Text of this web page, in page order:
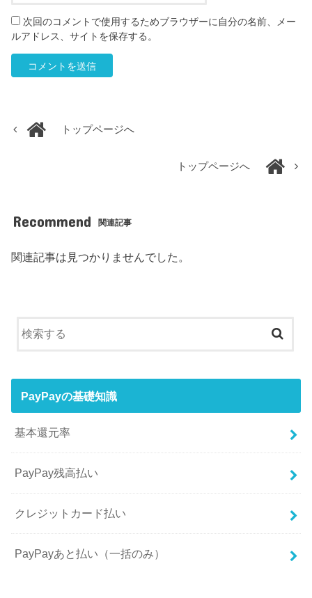
次回のコメントで使用するためブラウザーに自分の名前、メー
ルアドレス、サイトを保存する。
トップページへ
トップページへ
Recommend 関連記事
関連記事は見つかりませんでした。
PayPayの基礎知識
基本還元率
PayPay残高払い
クレジットカード払い
PayPayあと払い（一括のみ）